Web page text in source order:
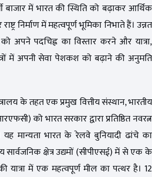
बाजार में भारत की स्थिति को बढ़ाकर आर्थिक
निर्माण में महत्वपूर्ण भूमिका निभाते हैं। उन्नत
अपने पदचिह्न का विस्तार करने और यात्रा,
में अपनी सेवा पेशकश को बढ़ाने की अनुमति
के तहत एक प्रमुख वित्तीय संस्थान, भारतीय
को भारत सरकार द्वारा प्रतिष्ठित नवरत्न
यह मान्यता भारत के रेलवे बुनियादी ढांचे का
सार्वजनिक क्षेत्र उद्यमों (सीपीएसई) में से एक के
में एक महत्वपूर्ण मील का पत्थर है। 12